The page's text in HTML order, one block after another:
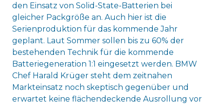
den Einsatz von Solid-State-Batterien bei
gleicher Packgröße an. Auch hier ist die
Serienproduktion für das kommende Jahr
geplant. Laut Sommer sollen bis zu 60% der
bestehenden Technik für die kommende
Batteriegeneration 1:1 eingesetzt werden. BMW
Chef Harald Krüger steht dem zeitnahen
Markteinsatz noch skeptisch gegenüber und
erwartet keine flächendeckende Ausrollung vor